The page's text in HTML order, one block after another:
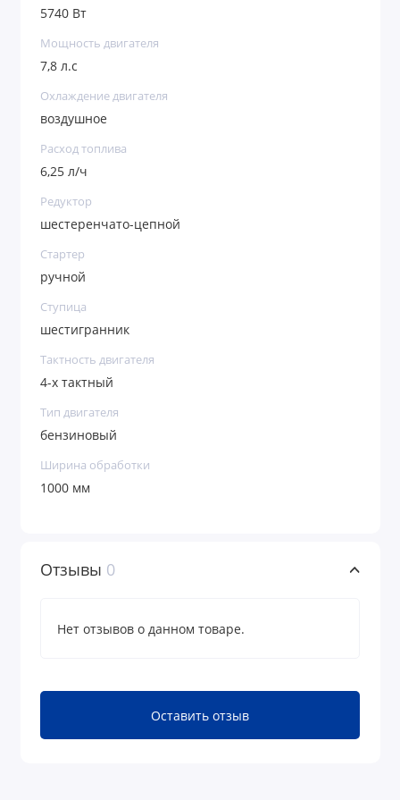
5740 Вт
Мощность двигателя
7,8 л.с
Охлаждение двигателя
воздушное
Расход топлива
6,25 л/ч
Редуктор
шестеренчато-цепной
Стартер
ручной
Ступица
шестигранник
Тактность двигателя
4-х тактный
Тип двигателя
бензиновый
Ширина обработки
1000 мм
Отзывы 0
Нет отзывов о данном товаре.
Оставить отзыв